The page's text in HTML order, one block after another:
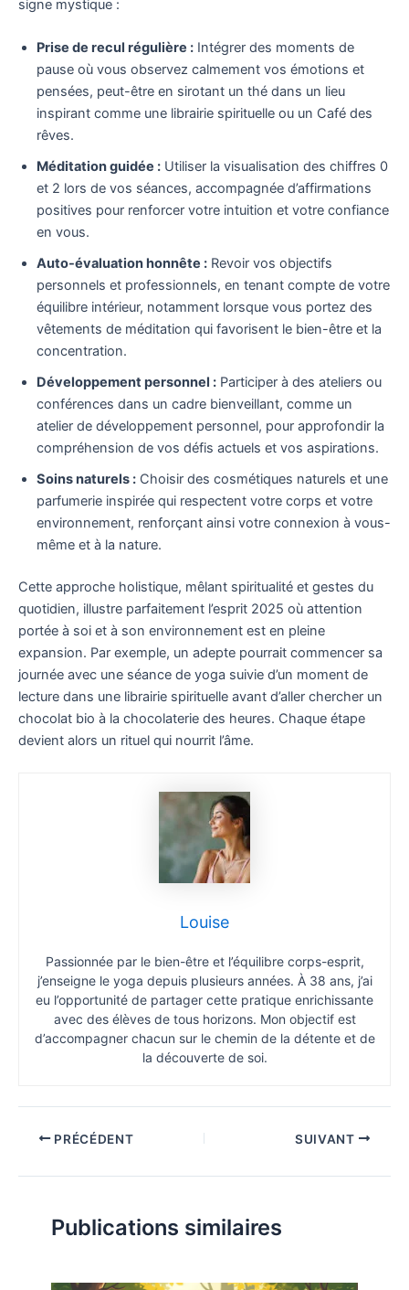
signe mystique :
Prise de recul régulière : Intégrer des moments de
pause où vous observez calmement vos émotions et
pensées, peut-être en sirotant un thé dans un lieu
inspirant comme une librairie spirituelle ou un Café des
rêves.
Méditation guidée : Utiliser la visualisation des chiffres 0
et 2 lors de vos séances, accompagnée d’affirmations
positives pour renforcer votre intuition et votre confiance
en vous.
Auto-évaluation honnête : Revoir vos objectifs
personnels et professionnels, en tenant compte de votre
équilibre intérieur, notamment lorsque vous portez des
vêtements de méditation qui favorisent le bien-être et la
concentration.
Développement personnel : Participer à des ateliers ou
conférences dans un cadre bienveillant, comme un
atelier de développement personnel, pour approfondir la
compréhension de vos défis actuels et vos aspirations.
Soins naturels : Choisir des cosmétiques naturels et une
parfumerie inspirée qui respectent votre corps et votre
environnement, renforçant ainsi votre connexion à vous-
même et à la nature.
Cette approche holistique, mêlant spiritualité et gestes du
quotidien, illustre parfaitement l’esprit 2025 où attention
portée à soi et à son environnement est en pleine
expansion. Par exemple, un adepte pourrait commencer sa
journée avec une séance de yoga suivie d’un moment de
lecture dans une librairie spirituelle avant d’aller chercher un
chocolat bio à la chocolaterie des heures. Chaque étape
devient alors un rituel qui nourrit l’âme.
Louise
Passionnée par le bien-être et l’équilibre corps-esprit,
j’enseigne le yoga depuis plusieurs années. À 38 ans, j’ai
eu l’opportunité de partager cette pratique enrichissante
avec des élèves de tous horizons. Mon objectif est
d’accompagner chacun sur le chemin de la détente et de
la découverte de soi.
PRÉCÉDENT SUIVANT
Publications similaires